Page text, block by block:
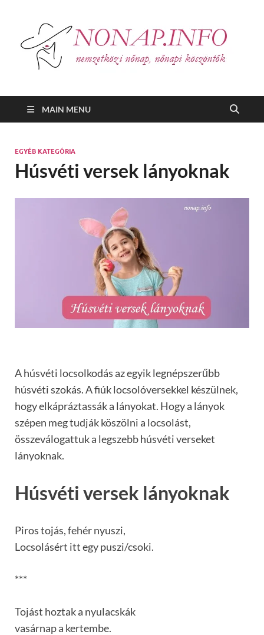
MAIN MENU
EGYÉB KATEGÓRIA
Húsvéti versek lányoknak
A húsvéti locsolkodás az egyik legnépszerűbb
húsvéti szokás. A fiúk locsolóversekkel készülnek,
hogy elkápráztassák a lányokat. Hogy a lányok
szépen meg tudják köszölni a locsolást,
összeválogattuk a legszebb húsvéti verseket
lányoknak.
Húsvéti versek lányoknak
Piros tojás, fehér nyuszi,
Locsolásért itt egy puszi/csoki.
***
Tojást hoztak a nyulacskák
vasárnap a kertembe.